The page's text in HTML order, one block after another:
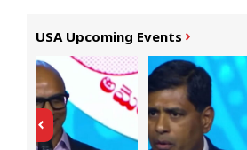
USA Upcoming Events